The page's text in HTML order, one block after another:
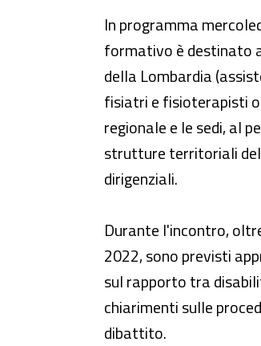
Webinar -
In programma
formativo è destinato
della Lombardia
fisiatri e fisioterapisti
regionale e le sedi, al
strutture territoriali
dirigenziali.
Durante l'incontro,
2022, sono previsti
sul rapporto tra
chiarimenti sulle
dibattito.